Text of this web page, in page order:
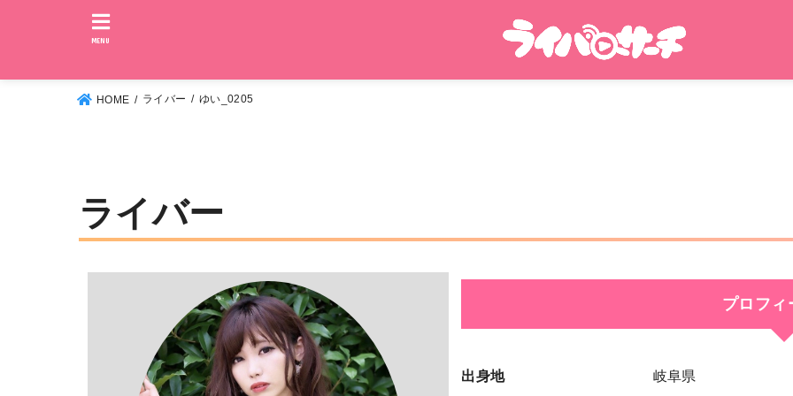
MENU
HOME ライバー ゆい_0205
ライバー
プロフィ
出身地 岐阜県